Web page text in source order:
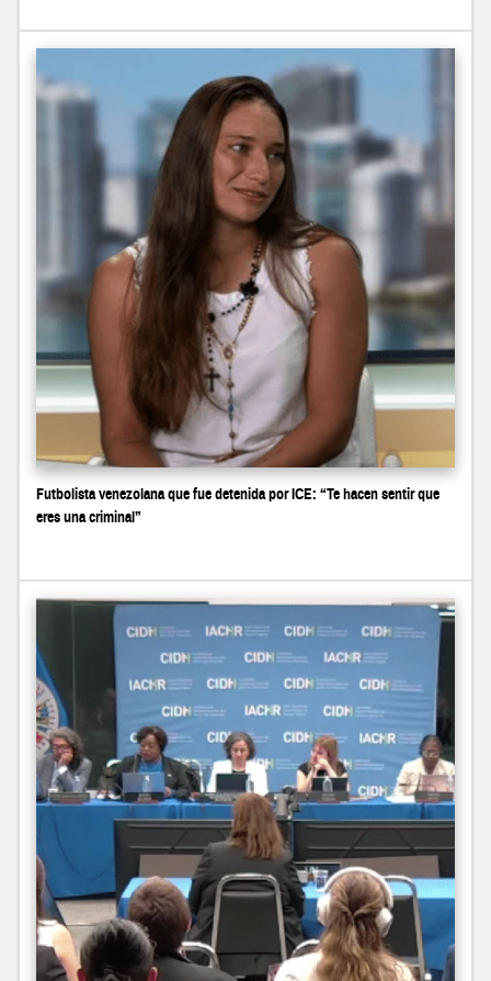
Futbolista venezolana que fue detenida por ICE: “Te hacen sentir que
eres una criminal”